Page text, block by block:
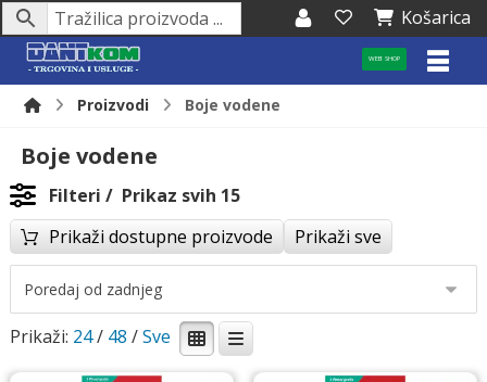
Košarica
WEB SHOP
Proizvodi Boje vodene
Boje vodene
Filteri
Prikaz svih 15
Prikaži dostupne proizvode
Prikaži sve
Prikaži: 24/ 48 /